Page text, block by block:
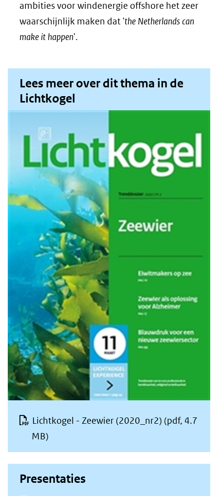
ambities voor windenergie offshore het zeer
waarschijnlijk maken dat 'the Netherlands can
make it happen'.
Lees meer over dit thema in de
Lichtkogel
Lichtkogel - Zeewier (2020_nr2) (pdf, 4.7
MB)
Presentaties